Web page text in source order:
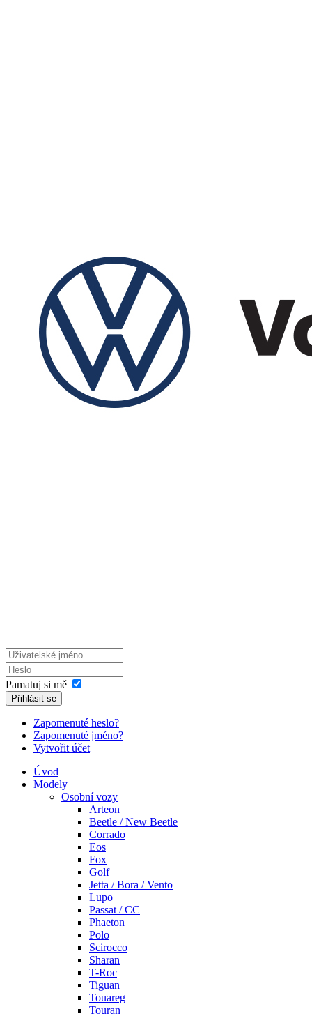
Pamatuj si mě
Přihlásit se
Zapomenuté heslo?
Zapomenuté jméno?
Vytvořit účet
Úvod
Modely
Osobní vozy
Arteon
Beetle / New Beetle
Corrado
Eos
Fox
Golf
Jetta / Bora / Vento
Lupo
Passat / CC
Phaeton
Polo
Scirocco
Sharan
T-Roc
Tiguan
Touareg
Touran